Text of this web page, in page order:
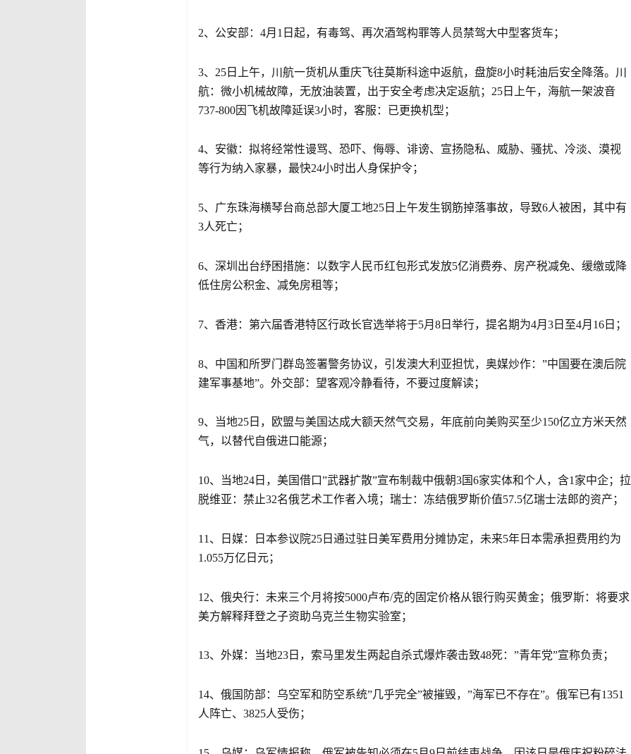
2、公安部：4月1日起，有毒驾、再次酒驾构罪等人员禁驾大中型客货车；
3、25日上午，川航一货机从重庆飞往莫斯科途中返航，盘旋8小时耗油后安全降落。川
航：微小机械故障，无放油装置，出于安全考虑决定返航；25日上午，海航一架波音
737-800因飞机故障延误3小时，客服：已更换机型；
4、安徽：拟将经常性谩骂、恐吓、侮辱、诽谤、宣扬隐私、威胁、骚扰、冷淡、漠视
等行为纳入家暴，最快24小时出人身保护令；
5、广东珠海横琴台商总部大厦工地25日上午发生钢筋掉落事故，导致6人被困，其中有
3人死亡；
6、深圳出台纾困措施：以数字人民币红包形式发放5亿消费券、房产税减免、缓缴或降
低住房公积金、减免房租等；
7、香港：第六届香港特区行政长官选举将于5月8日举行，提名期为4月3日至4月16日；
8、中国和所罗门群岛签署警务协议，引发澳大利亚担忧，奥媒炒作：”中国要在澳后院
建军事基地”。外交部：望客观冷静看待，不要过度解读；
9、当地25日，欧盟与美国达成大额天然气交易，年底前向美购买至少150亿立方米天然
气，以替代自俄进口能源；
10、当地24日，美国借口”武器扩散”宣布制裁中俄朝3国6家实体和个人，含1家中企；拉
脱维亚：禁止32名俄艺术工作者入境；瑞士：冻结俄罗斯价值57.5亿瑞士法郎的资产；
11、日媒：日本参议院25日通过驻日美军费用分摊协定，未来5年日本需承担费用约为
1.055万亿日元；
12、俄央行：未来三个月将按5000卢布/克的固定价格从银行购买黄金；俄罗斯：将要求
美方解释拜登之子资助乌克兰生物实验室；
13、外媒：当地23日，索马里发生两起自杀式爆炸袭击致48死：”青年党”宣称负责；
14、俄国防部：乌空军和防空系统”几乎完全”被摧毁，”海军已不存在”。俄军已有1351
人阵亡、3825人受伤；